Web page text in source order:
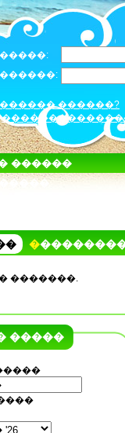
�����:
������:
������ ������?
������
�������.
�����